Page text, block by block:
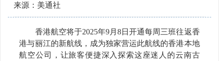
来源：美通社
香港航空将于2025年9月8日开通每周三班往返香
港与丽江的新航线，成为独家营运此航线的香港本地
航空公司，让旅客便捷深入探索这座迷人的云南古